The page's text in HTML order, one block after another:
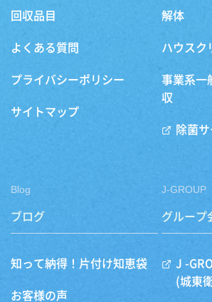
回収品目
よくある質問
プライバシーポリシー
サイトマップ
解体
ハウスク
事業系一
収
除菌サ
Blog
ブログ
知って納得！片付け知恵袋
お客様の声
J-GROUP
グループ
J -
(城東